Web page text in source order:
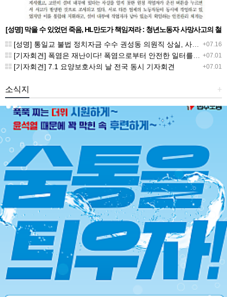
[성명] 막을 수 있었던 죽음, HL만도가 책임져라 : 청년노동자 사망사고의 철
저한 진상규명과 재발방지 대책 마련하라
+07.16
[성명] 통일교 불법 정치자금 수수 권성동 의원직 상실, 사필귀정이다
+07.01
[기자회견] 폭염은 재난이다! 폭염으로부터 안전한 일터를 위한 민주노총 강원지역본부 폭염감시단 선포 기자회견
+07.01
[기자회견] 7.1 요양보호사의 날 전국 동시 기자회견
+
소식지